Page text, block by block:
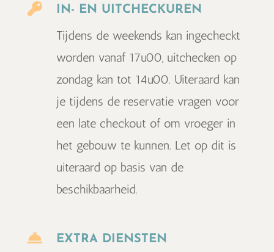
 IN- EN UITCHECKUREN
Tijdens de weekends kan ingecheckt
worden vanaf 17u00, uitchecken op
zondag kan tot 14u00. Uiteraard kan
je tijdens de reservatie vragen voor
een late checkout of om vroeger in
het gebouw te kunnen. Let op dit is
uiteraard op basis van de
beschikbaarheid.
 EXTRA DIENSTEN